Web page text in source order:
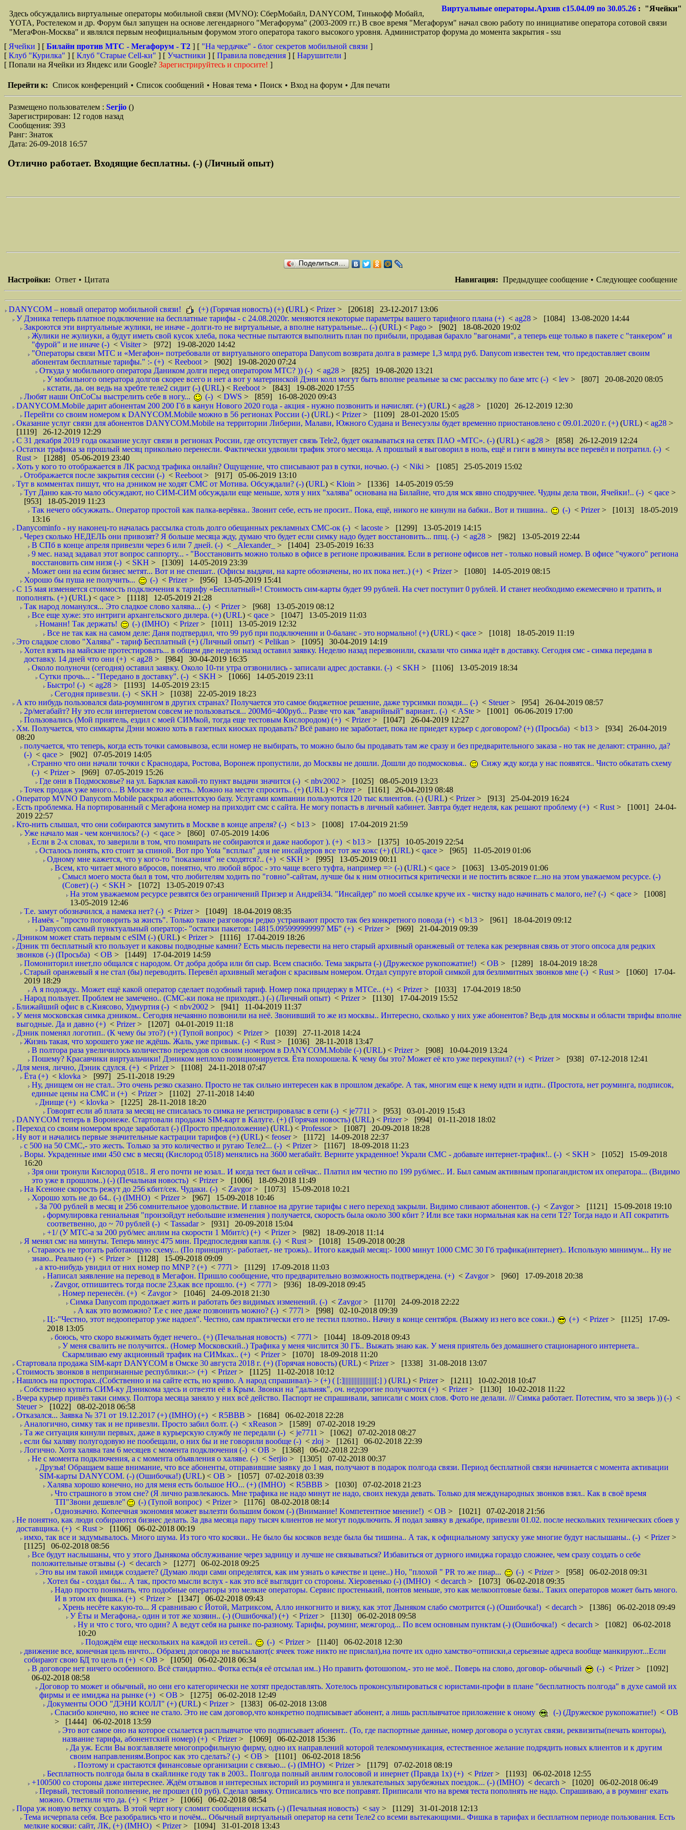
Виртуальные операторы.Архив с15.04.09 по 30.05.26 : "Ячейки"
Здесь обсуждались виртуальные операторы мобильной связи (MVNO): СберМобайл, DANYCOM, Тинькофф Мобайл,
YOTA, Ростелеком и др. Форум был запущен на основе легендарного "Мегафорума" (2003-2009 гг.) В свое время "Мегафорум" начал свою работу по инициативе оператора сотовой связи
"МегаФон-Москва" и являлся первым неофициальным форумом этого оператора такого высокого уровня. Администратор форума до момента закрытия - ssu
[ Ячейки ] [ Билайн против МТС - Мегафорум - T2 ] [ "На чердачке" - блог секретов мобильной связи ]
[ Клуб "Курилка" ] [ Клуб "Старые Сell-ки" ] [ Участники ] [ Правила поведения ] [ Нарушители ]
[ Попали на Ячейки из Яндекс или Google? Зарегистрируйтесь и спросите! ]
Перейти к: Список конференций • Список сообщений • Новая тема • Поиск • Вход на форум • Для печати
Размещено пользователем : Serjio ()
Зарегистрирован: 12 годов назад
Сообщения: 393
Ранг: Знаток
Дата: 26-09-2018 16:57
Отлично работает. Входящие бесплатны. (-) (Личный опыт)
Поделиться…
Навигация: Предыдущее сообщение • Следующее сообщение
Настройки: Ответ • Цитата
DANYCOM – новый оператор мобильной связи! (+) (Горячая новость) (+) (URL) < Prizer> [20618] 23-12-2017 13:06
У Дэника теперь платное подключение на бесплатные тарифы - с 24.08.2020г. меняются некоторые параметры вашего тарифного плана (+) < ag28 > [1084] 13-08-2020 14:44
Закроются эти виртуальные жулики, не иначе - долги-то не виртуальные, а вполне натуральные... (-) (URL) < Pago > [902] 18-08-2020 19:02
Жулики не жулиуки, а будут иметь свой кусок хлеба, пока честные пытаются выполнить план по прибыли, продавая барахло "вагонами", а теперь еще только в пакете с "танкером" и
"фурой" и не иначе (-) < Visiter> [972] 19-08-2020 14:42
"Операторы связи МТС и «Мегафон» потребовали от виртуального оператора Danycom возврата долга в размере 1,3 млрд руб. Danycom известен тем, что предоставляет своим
абонентам бесплатные тарифы." :- (+) < Reeboot > [902] 19-08-2020 07:24
Откуда у мобильного оператора Даником долги перед оператором МТС? )) (-) < ag28 > [825] 19-08-2020 13:21
У мобильного оператора долгов скорее всего и нет а вот у материнской Дэни колл могут быть вполне реальные за смс рассылку по базе мтс (-) < lev > [807] 20-08-2020 08:05
кстати, да. он ведь на хребте теле2 сидит (-) (URL) < Reeboot > [843] 19-08-2020 17:55
Любят наши ОпСоСы выстрелить себе в ногу...
(-) < DWS > [859] 16-08-2020 09:43
DANYCOM.Mobile дарит абонентам 200 200 Гб в канун Нового 2020 года - акция - нужно позвонить и начислят. (+) (URL) < ag28 > [1020] 26-12-2019 12:30
Перейти со своим номером к DANYCOM.Mobile можно в 56 регионах России (-) (URL) < Prizer> [1109] 28-01-2020 15:05
Оказание услуг связи для абонентов DANYCOM.Mobile на территории Либерии, Малави, Южного Судана и Венесуэлы будет временно приостановлено с 09.01.2020 г. (+) (URL) < ag28 >
[1119] 26-12-2019 12:29
С 31 декабря 2019 года оказание услуг связи в регионах России, где отсутствует связь Tele2, будет оказываться на сетях ПАО «МТС». (-) (URL) < ag28 > [858] 26-12-2019 12:24
Остатки трафика за прошлый месяц прикольно перенесли. Фактически удвоили трафик этого месяца. А прошлый я выговорил в ноль, ещё и гиги в минуты все перевёл и потратил. (-) <
Rust > [1288] 05-06-2019 23:40
Хоть у кого то отображается в ЛК расход трафика онлайн? Ощущение, что списывают раз в сутки, ночью. (-) < Niki > [1085] 25-05-2019 15:02
Отображается после закрытия сессии (-) < Reeboot > [917] 05-06-2019 13:10
Тут в комментах пишут, что на дэником не ходят СМС от Мотива. Обсуждали? (-) (URL) < Kloin > [1336] 14-05-2019 05:59
Тут Даню как-то мало обсуждают, но СИМ-СИМ обсуждали еще меньше, хотя у них "халява" основана на Билайне, что для мск явно сподручнее. Чудны дела твои, Ячейки!.. (-) < qace >
[953] 18-05-2019 11:23
Так нечего обсужжать.. Оператор простой как палка-верёвка.. Звонит себе, есть не просит.. Пока, ещё, никого не кинули на бабки.. Вот и тишина..
(-) < Prizer> [1013] 18-05-2019
13:16
Danycominfo - ну наконец-то началась рассылка столь долго обещанных рекламных СМС-ок (-) < lacoste > [1299] 13-05-2019 14:15
Через сколько НЕДЕЛЬ они привозят? Я больше месяца жду, думаю что будет если симку надо будет восстановить... ппц. (-) < ag28 > [982] 13-05-2019 22:44
В СПб в конце апреля привезли через 6 или 7 дней. (-) < _Alexander_ > [1404] 23-05-2019 16:33
9 мес. назад задавал этот вопрос саппорту... - "Восстановить можно только в офисе в регионе проживания. Если в регионе офисов нет - только новый номер. В офисе "чужого" региона
восстановить сим низя (-) < SKH > [1309] 14-05-2019 23:39
Может они на есим бизнес метят... Вот и не спешат.. (Офисы выдачи, на карте обозначены, но их пока нет..) (+) < Prizer> [1080] 14-05-2019 08:15
Хорошо бы пуша не получить...
(-) < Prizer> [956] 13-05-2019 15:41
С 15 мая изменяется стоимость подключения к тарифу «Бесплатный»! Стоимость сим-карты будет 99 рублей. На счет поступит 0 рублей. И станет необходимо ежемесячно и тратить, и
пополнять. (+) (URL) < qace > [1118] 12-05-2019 21:28
Так народ ломанулся... Это сладкое слово халява... (-) < Prizer> [968] 13-05-2019 08:12
Все еще хуже: это интриги архангельского дилера. (+) (URL) < qace > [1047] 13-05-2019 11:03
Номанн! Так держать!
(-) (IMHO) < Prizer> [1011] 13-05-2019 12:32
Все не так как на самом деле: Даня подтвердил, что 99 руб при подключении и 0-баланс - это нормально! (+) (URL) < qace > [1018] 18-05-2019 11:19
Это сладкое слово "Халява" - тариф Бесплатный (+) (Личный опыт) < Pelikan > [1095] 30-04-2019 14:19
Хотел взять на майские протестировать... в общем две недели назад оставил заявку. Неделю назад перезвонили, сказали что симка идёт в доставку. Сегодня смс - симка передана в
доставку. 14 дней что они (+) < ag28 > [984] 30-04-2019 16:35
Около полуночи (сегодня) оставил заявку. Около 10-ти утра отзвонились - записали адрес доставки. (-) < SKH > [1106] 13-05-2019 18:34
Сутки прочь... - "Передано в доставку". (-) < SKH > [1066] 14-05-2019 23:11
Быстро! (-) < ag28 > [1193] 14-05-2019 23:15
Сегодня привезли. (-) < SKH > [1038] 22-05-2019 18:23
А кто нибудь пользовался data-роумингом в других странах? Получается это самое бюджетное решение, даже турсимки позади... (-) < Steuer> [954] 26-04-2019 08:57
2р/мегабайт? Ну это если интернетом совсем не пользоваться... 200Мб=400руб... Разве что как "аварийный" вариант.. (-) < ASte > [1001] 06-06-2019 17:00
Пользовались (Мой приятель, ездил с моей СИМкой, тогда еще тестовым Кислородом) (+) < Prizer> [1047] 26-04-2019 12:27
Хм. Получается, что симкарты Дэни можно хоть в газетных киосках продавать? Всё равано не заработает, пока не приедет курьер с договором? (+) (Просьба) < b13 > [934] 26-04-2019
08:20
получается, что теперь, когда есть точки самовывоза, если номер не выбирать, то можно было бы продавать там же сразу и без предварительного заказа - но так не делают: странно, да?
(-) < qace > [902] 07-05-2019 14:05
Странно что они начали точки с Краснодара, Ростова, Воронеж пропустили, до Москвы не дошли. Дошли до подмосковья..
Сижу жду когда у нас появятся.. Чисто обкатать схему
(-) < Prizer> [969] 07-05-2019 15:26
Где они в Подмосковье? на ул. Барклая какой-то пункт выдачи значится (-) < nbv2002 > [1025] 08-05-2019 13:23
Точек продаж уже много... В Москве то же есть.. Можно на месте спросить.. (+) (URL) < Prizer> [1161] 26-04-2019 08:48
Оператор MVNO Danycom Mobile раскрыл абонентскую базу. Услугами компании пользуются 120 тыс клиентов. (-) (URL) < Prizer> [913] 25-04-2019 16:24
Есть проблемка. На портированный с Мегафона номер на приходит смс с сайта. Не могу попасть в личный кабинет. Завтра будет неделя, как решают проблему (+) < Rust > [1001] 24-04-
2019 22:57
Кто-нить слышал, что они собираются замутить в Москве в конце апреля? (-) < b13 > [1008] 17-04-2019 21:59
Уже начало мая - чем кончилось? (-) < qace > [860] 07-05-2019 14:06
Если в 2-х словах, то заверили в том, что помирать не собираются и даже наоборот ). (+) < b13 > [1375] 10-05-2019 22:54
Осталось понять, кто стоит за спиной. Вот про Yota "всплыл" для не инсайдеров все тот же кокс (+) (URL) < qace > [965] 11-05-2019 01:06
Одному мне кажется, что у кого-то "показания" не сходятся?.. (+) < SKH > [995] 13-05-2019 00:11
Всем, кто читает много вбросов, понятно, что любой вброс - это чаще всего туфта, например => (-) (URL) < qace > [1063] 13-05-2019 01:06
Смысл моего моста был в том, что любителям ходить по "говно"-сайтам, лучше бы к ним относиться критически и не постить всякое г...но на этом уважаемом ресурсе. (-)
(Совет) (-) < SKH > [1072] 13-05-2019 07:43
На этом уважаемом ресурсе резвятся без ограничений Призер и Андрей34. "Инсайдер" по моей ссылке круче их - чистку надо начинать с малого, не? (-) < qace > [1008]
13-05-2019 12:46
Т.е. замут обозначился, а намека нет? (-) < Prizer> [1049] 18-04-2019 08:35
Намёк - "просто поговорить за жисть". Только такие разговоры редко устраивают просто так без конкретного повода (+) < b13 > [961] 18-04-2019 09:12
Danycom самый пунктуальный оператор:- "остатки пакетов: 14815.095999999997 МБ" (+) < Prizer> [969] 21-04-2019 09:39
Дэником может стать первым с еSIM (-) (URL) < Prizer> [1116] 17-04-2019 18:26
Дэник тп бесплатный кто пользует и каковы подводные камни? Есть мысль перевести на него старый архивный оранжевый от телека как резервная связь от этого опсоса для редких
звонков (-) (Просьба) < ОВ > [1449] 17-04-2019 14:59
Помониторил инет,по общался с народом. От добра добра или бп сыр. Всем спасибо. Тема закрыта (-) (Дружеское рукопожатие!) < ОВ > [1289] 18-04-2019 18:28
Старый оранжевый я не стал (бы) переводить. Перевёл архивный мегафон с красивым номером. Отдал супруге второй симкой для безлимитных звонков мне (-) < Rust > [1060] 17-04-
2019 18:29
А я подожду.. Может ещё какой оператор сделает подобный тариф. Номер пока придержу в МТСе.. (+) < Prizer> [1033] 17-04-2019 18:50
Народ пользует. Проблем не замечено.. (СМС-ки пока не приходят..) (-) (Личный опыт) < Prizer> [1130] 17-04-2019 15:52
Ближайший офис в с.Киясово, Удмуртия (-) < nbv2002 > [941] 11-04-2019 11:37
У меня московская симка дэником.. Сегодня нечаянно позвонили на неё. Звонивший то же из москвы.. Интересно, сколько у них уже абонентов? Ведь для москвы и области тврифы вполне
выгодные. Да и давно (+) < Prizer> [1207] 04-01-2019 11:18
Дэник поменял логотип.. (К чему бы это?) (+) (Тупой вопрос) < Prizer> [1039] 27-11-2018 14:24
Жизнь такая, что хорошего уже не ждёшь. Жаль, уже привык. (-) < Rust > [1036] 28-11-2018 13:47
В полтора раза увеличилось количество переходов со своим номером в DANYCOM.Mobile (-) (URL) < Prizer> [908] 10-04-2019 13:24
Пошему? Красавчики виртуальчики! Дэником неплохо позиционируется. Ёта похорошела. К чему бы это? Может её кто уже перекупил? (+) < Prizer> [938] 07-12-2018 12:41
Для меня, лично, Дэник сдулся. (+) < Prizer> [1108] 24-11-2018 07:47
Ёта (+) < klovka > [997] 25-11-2018 19:29
Ну, днищем он не стал.. Это очень резко сказано. Просто не так сильно интересен как в прошлом декабре. А так, многим еще к нему идти и идти.. (Простота, нет роуминга, подписок,
единые цены на СМС и (+) < Prizer> [1102] 27-11-2018 14:40
Днище (+) < klovka > [1225] 28-11-2018 18:20
Говорят если аб плата за месяц не списалась то симка не регистрировалас в сети (-) < je7711 > [953] 03-01-2019 15:43
DANYCOM теперь в Воронеже. Стартовали продажи SIM-карт в Калуге. (+) (Горячая новость) (URL) < Prizer> [994] 01-11-2018 18:02
Переход со своим номером вроде заработал (-) (Просто предположение) (URL) < Professor> [1087] 20-09-2018 18:28
Ну вот и начались первые значительные кастрации тарифов (+) (URL) < feoser> [1172] 14-09-2018 22:37
с 500 на 50 СМС,- это жесть. Только за это количество и ругаю Теле2... (-) < Prizer> [1167] 18-09-2018 11:23
Воры. Украденные ими 450 смс в месяц (Кислород 0518) менялись на 3600 мегабайт. Верните украденное! Украли СМС - добавьте интернет-трафик!.. (-) < SKH > [1052] 15-09-2018
16:20
Зря они тронули Кислород 0518.. Я его почти не юзал.. И когда тест был и сейчас.. Платил им честно по 199 руб/мес.. И. Был самым активным пропагандистом их оператора... (Видимо
это уже в прошлом..) (-) (Печальная новость) < Prizer> [1006] 18-09-2018 11:49
На Ксеноне скорость режут до 256 кбит/сек. Чудаки. (-) < Zavgor> [1073] 15-09-2018 10:21
Хорошо хоть не до 64.. (-) (IMHO) < Prizer> [967] 15-09-2018 10:46
За 700 рублей в месяц и 256 сомнительное удовольствие. И главное на другие тарифы с него переход закрыли. Видимо сливают абонентов. (-) < Zavgor> [1121] 15-09-2018 19:10
формулировка гениальная "произойдут небольшие изменения ) получается, скорость была около 300 кбит ? Или все таки нормальная как на сети Т2? Тогда надо и АП сократить
соответвенно, до ~ 70 рублей (-) < Tassadar> [931] 20-09-2018 15:04
+1/ (У МТС-а за 200 руб/мес анлим на скорости 1 Мбит/с) (+) < Prizer> [982] 18-09-2018 11:14
Я менял смс на минуты. Теперь минус 475 мин. Предпоследняя капля. (-) < Rust > [1018] 15-09-2018 00:28
Стараюсь не трогать работающую схему... (По принципу:- работает,- не трожь).. Итого каждый месяц:- 1000 минут 1000 СМС 30 Гб трафика(интернет).. Использую минимум... Ну не
знаю.. Реально (+) < Prizer> [1128] 15-09-2018 09:09
а кто-нибудь увидил от них номер по MNP ? (+) < 777l > [1129] 17-09-2018 11:03
Написал заявление на перевод в Мегафон. Пришло сообщение, что предварительно возможность подтверждена. (+) < Zavgor> [960] 17-09-2018 20:38
Zavgor, отпишитесь тогда после 23,как все прошло. (+) < 777l > [936] 18-09-2018 09:45
Номер перенесён. (+) < Zavgor> [1046] 24-09-2018 21:30
Симка Danycom продолжает жить и работать без видимых изменений. (-) < Zavgor> [1170] 24-09-2018 22:22
А как это возможно? Т.е с нее даже позвонить можно? (-) < 777l > [998] 02-10-2018 09:39
Ц:-"Честно, этот недооператор уже надоел". Честно, сам практически его не тестил плотно.. Начну в конце сентября. (Выжму из него все соки..)
(+) < Prizer> [1125] 17-09-
2018 13:05
боюсь, что скоро выжимать будет нечего.. (+) (Печальная новость) < 777l > [1044] 18-09-2018 09:43
У меня свалить не получится.. (Номер Московский..) Трафика у меня числится 30 ГБ.. Выжать знаю как. У меня приятель без домашнего стационарного интернета..
Скармливаю ему акционный трафик на СИМках.. (+) < Prizer> [1070] 18-09-2018 11:20
Стартовала продажа SIM-карт DANYCOM в Омске 30 августа 2018 г. (+) (Горячая новость) (URL) < Prizer> [1338] 31-08-2018 13:07
Стоимость звонков в непризнанные республики:-> (+) < Prizer> [1125] 11-02-2018 10:12
Нашлось на просторах..(Собственно и на сайте есть, но криво. А народ спрашивал)- > (+) ( [:]||||||||||||||||||||[:] ) (URL) < Prizer> [1211] 10-02-2018 10:47
Собственно купить СИМ-ку Дэникома здесь и отвезти её в Крым. Звонки на "дальняк", оч. недорогие получаются (+) < Prizer> [1130] 10-02-2018 11:22
Вчера курьер привёз таки симку. Полтора месяца заняло у них всё действо. Паспорт не спрашивали, записали с моих слов. Фото не делали. /// Симка работает. Потестим, что за зверь )) (-) <
Steuer> [1022] 08-02-2018 06:58
Отказался... Заявка № 371 от 19.12.2017 (+) (IMHO) (+) < R5BBB > [1684] 06-02-2018 22:28
Аналогично, симку так и не привезли. Просто забил болт. (-) < xReason > [1589] 07-02-2018 19:29
Та же ситуация кинули первых, даже в курьерскую службу не передали (-) < je7711 > [1062] 07-02-2018 08:27
если бы халяву полугодовую не пообещали, о них бы и не говорили вообще (-) < zloj > [1261] 06-02-2018 22:39
Логично. Хотя халява там 6 месяцев с момента подключения (-) < ОВ > [1368] 06-02-2018 22:39
Не с момента подключения, а с момента объявления о халяве. (-) < Serjio > [1305] 07-02-2018 00:37
Друзья! Обращаем ваше внимание, что все абоненты, отправившие заявку до 1 мая, получают в подарок полгода связи. Период бесплатной связи начинается с момента активации
SIM-карты DANYCOM. (-) (Ошибочка!) (URL) < ОВ > [1057] 07-02-2018 03:39
Халява хорошо конечно, но для меня есть большое НО... (+) (IMHO) < R5BBB > [1030] 07-02-2018 21:23
Что страшного в этом сне? (Я лично развлекаюсь. Мне трафика не надо минут не надо, своих некуда девать. Только для международных звонков взял.. Как в своё время
ТП"Звони дешевле"
(-) (Тупой вопрос) < Prizer> [1176] 08-02-2018 08:14
Однозначно. Копеечная экономия может вылезти большим боком (-) (Внимание! Kомпетентное мнение!) < ОВ > [1021] 07-02-2018 21:56
Не понятно, как люди собираются бизнес делать. За два месяца пару тысяч клиентов не могут подключить. Я подал заявку в декабре, привезли 01.02. после нескольких технических сбоев у
доставщика. (+) < Rust > [1106] 06-02-2018 00:19
имхо, так все и задумывалось. Много шума. Из того что косяки.. Не было бы косяков везде была бы тишина.. А так, к официальному запуску уже многие будут наслышаны.. (-) < Prizer>
[1125] 06-02-2018 08:56
Все будут наслышаны, что у этого Дынякома обслуживание через задницу и лучше не связываться? Избавиться от дурного имиджа гораздо сложнее, чем сразу создать о себе
положительные отзывы (-) < decarch > [1277] 06-02-2018 09:25
Это вы им такой имидж создаете? (Думаю люди сами определятся, как им узнать о качестве и цене..) Но, "плохой " PR то же пиар...
(-) < Prizer> [958] 06-02-2018 09:31
Хотел бы - создал бы... А так, просто мысли вслух - как это всё выглядит со стороны. Хieровенько (-) (IMHO) < decarch > [1073] 06-02-2018 09:35
Надо просто понимать, что подобные операторы это мелкие операторы. Сервис простенький, понтов меньше, это как мелкооптовые базы.. Таких операторов может быть много.
И в этом их фишка. (+) < Prizer> [1347] 06-02-2018 09:43
Хрень несёте какую-то... Я сравниваю с Йотой, Матриксом, Алло инкогнито и вижу, как этот Дыняком слабо смотрится (-) (Ошибочка!) < decarch > [1386] 06-02-2018 09:49
У Ёты и Мегафона,- один и тот же хозяин.. (-) (Ошибочка!) (+) < Prizer> [1130] 06-02-2018 09:58
Ну и что с того, что один? А ведут себя на рынке по-разному. Тарифы, роуминг, межгород... По всем основным пунктам (-) (Ошибочка!) < decarch > [1082] 06-02-2018
10:20
Подождём еще нескольких на каждой из сетей..
(-) < Prizer> [1140] 06-02-2018 12:30
движение все, конечная цель ничто... Образец договора не высылают(с ячеек тоже никто не прислал),на почте их одно хамство=отписки,а серьезные адреса вообще манкируют...Если
собирают свою БД то цель п (+) < ОВ > [1050] 06-02-2018 06:34
В договоре нет ничего особенного. Всё стандартно.. Фотка есть(я её отсылал им..) Но править фотошопом,- это не моё.. Поверь на слово, договор- обычный
(-) < Prizer> [1092]
06-02-2018 08:58
Договор то может и обычный, но они его категорически не хотят предоставлять. Хотелось проконсультироваться с юристами-профи в плане "бесплатность полгода" в духе самой их
фирмы и ее имиджа на рынке (+) < ОВ > [1275] 06-02-2018 12:49
Документы ООО "ДЭНИ КОЛЛ" (+) (URL) < Prizer> [1383] 06-02-2018 13:08
Спасибо конечно, но яснее не стало. Это не сам договор,что конкретно подписывает абонент, а лишь расплывчатое приложение к оному
(-) (Дружеское рукопожатие!) < ОВ
> [1444] 06-02-2018 13:59
Это вот самое оно на которое ссылается расплывчатое что подписывает абонент.. (То, где паспортные данные, номер договора о услугах связи, реквизиты(печать конторы),
название тарифа, абонентский номер) (+) < Prizer> [1069] 06-02-2018 15:36
Да уж. Если Вы возглавляете многопрофильную фирму, одно их направлений которой телекоммуникация, естественное желание подрядить новых клиентов и к другим
своим направлениям.Вопрос как это сделать? (-) < ОВ > [1101] 06-02-2018 18:56
Поэтому и срастаются финансовые организации с связью... (-) (IMHO) < Prizer> [1179] 07-02-2018 08:19
Бесплатность полгода была в скайлинке году так в 2003.. Полгода полный анлим голосовой и инернет (Правда 1х) (+) < Prizer> [1193] 06-02-2018 12:55
+100500 со стороны даже интереснее. Ждём отзывов и интересных историй из роуминга и увлекательных зарубежных поездок... (-) (IMHO) < decarch > [1020] 06-02-2018 06:49
Первый, тестовый пополнение, не прошел (10 руб). Сделал заявку. Отписались что все поправят. Приписали что на время теста пополнять не надо. Спрашиваю, а в роуминг ехать
можно. Ответили что да. (+) < Prizer> [1066] 06-02-2018 08:54
Пора уж новую ветку создать. В этой черт ногу сломит сообщения искать (-) (Печальная новость) < say > [1129] 31-01-2018 12:13
Тема исчерпала себя. Все разобрались что и почём... Обычный виртуальный оператор на сети Теле2 со всеми вытекающими.. Фишка в тарифах и бесплатном периоде пользования. Есть
мелкие косяки: сайт, ЛК, (+) (IMHO) < Prizer> [1094] 31-01-2018 13:43